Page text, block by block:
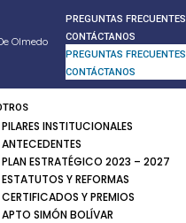
Olmedo
PREGUNTAS FRECUENTES
CONTÁCTANOS
PREGUNTAS FRECUENTES
CONTÁCTANOS
PILARES INSTITUCIONALES
ANTECEDENTES
PLAN ESTRATÉGICO 2023 – 2027
ESTATUTOS Y REFORMAS
CERTIFICADOS Y PREMIOS
APTO SIMÓN BOLÍVAR